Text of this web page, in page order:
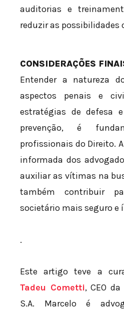
auditorias e
reduzir as possibilidades
CONSIDERAÇÕES
Entender a natureza
aspectos penais e
estratégias de defesa
prevenção, é
profissionais do Direito.
informada dos
auxiliar as vítimas na
também contribuir
societário mais seguro e
.
Este artigo teve a
Tadeu Cometti, CEO
S.A. Marcelo é